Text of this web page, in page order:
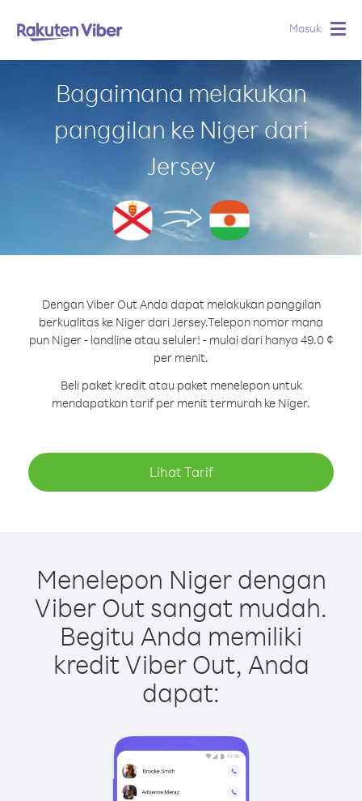
Masuk
Bagaimana melakukan
panggilan ke Niger dari
Jersey
Dengan Viber Out Anda dapat melakukan panggilan
berkualitas ke Niger dari Jersey.Telepon nomor mana
pun Niger - landline atau seluler! - mulai dari hanya 49.0 ¢
per menit.
Beli paket kredit atau paket menelepon untuk
mendapatkan tarif per menit termurah ke Niger.
Lihat Tarif
Menelepon Niger dengan
Viber Out sangat mudah.
Begitu Anda memiliki
kredit Viber Out, Anda
dapat: